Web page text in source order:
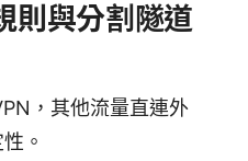
則與分割隧道
，其他流量直連外
。